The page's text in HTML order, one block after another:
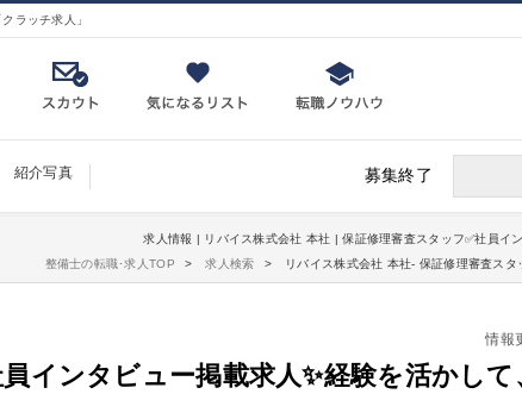
ラッチ求人」
紹介写真 募集終了
求人情報 | リバイス株式会社 本社 | 保証修理審査スタッフ✅社員イ
整備士の転職･求人TOP
求人検索 リバイス株式会社 本社- 保証修理審査ス
情報
インタビュー掲載求人✨経験を活かし